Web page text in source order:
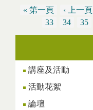
頁面
« 第一頁 ‹ 上一頁
33
34 35
講座及活動
活動花絮
論壇